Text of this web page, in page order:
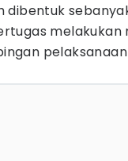
dibentuk
melakukan